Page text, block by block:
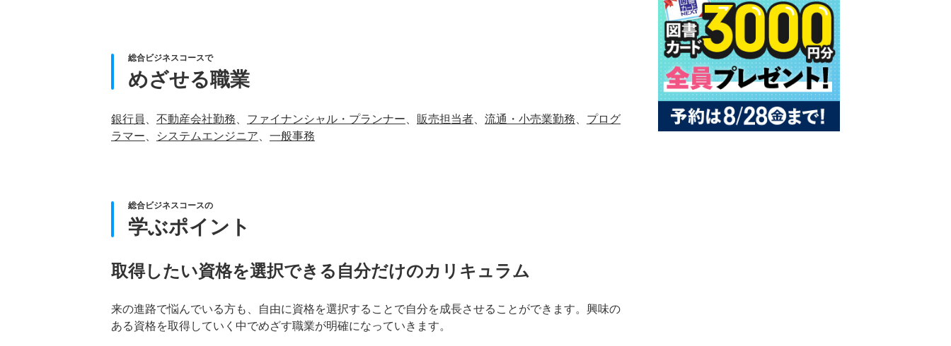
総合ビジネスコースで
めざせる職業
銀行員 不動産会社勤務 ファイナンシャル・プランナー 販売担当者 流通・小売業勤務
プログ
ラマー
システムエンジニア 一般事務
総合ビジネスコースの
学ぶポイント
取得したい資格を選択できる自分だけのカリキュラム
来の進路で悩んでいる方も、自由に資格を選択することで自分を成長させることができます。興味の
ある資格を取得していく中でめざす職業が明確になっていきます。